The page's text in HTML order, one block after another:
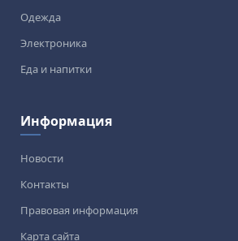
Одежда
Электроника
Еда и напитки
Информация
Новости
Контакты
Правовая информация
Карта сайта